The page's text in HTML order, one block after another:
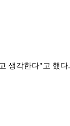
생각한다"고 했다.